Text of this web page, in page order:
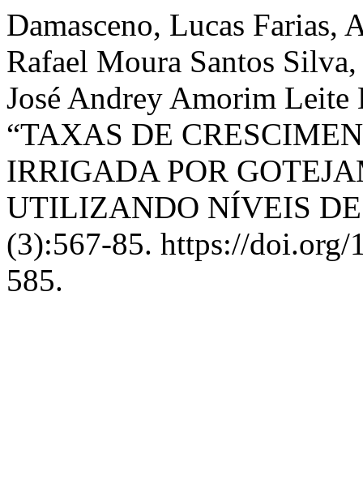
Damasceno, Lucas Farias,
Rafael Moura Santos
José Andrey Amorim Leite
“TAXAS DE
IRRIGADA POR
UTILIZANDO NÍVEIS
(3):567-85. https://
585.